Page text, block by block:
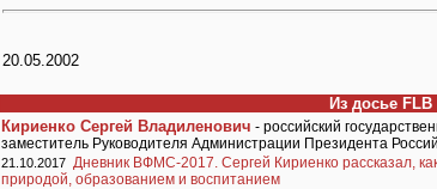
20.05.2002
Из досье FLB
Кириенко Сергей Владиленович - российский
заместитель Руководителя Администрации Президента
21.10.2017 Дневник ВФМС-2017. Сергей Кириенко рассказал,
природой, образованием и воспитанием